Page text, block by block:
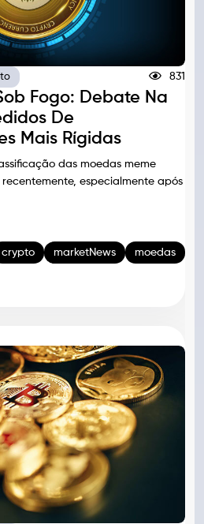
831
Fogo: Debate Na
De
Mais Rígidas
das moedas meme
especialmente após
crypto marketNews moedas